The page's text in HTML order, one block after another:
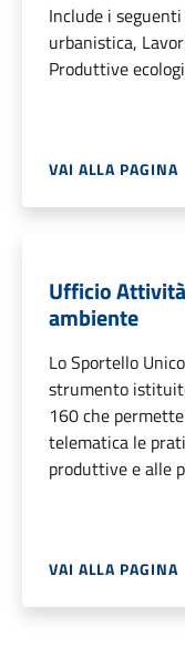
Include i
urbanistica,
Produttive
VAI ALLA PAGINA
Ufficio
ambiente
Lo Sportello
strumento
160 che
telematica le
produttive e alle
VAI ALLA PAGINA